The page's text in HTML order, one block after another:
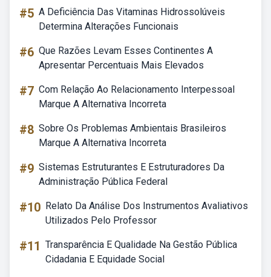
#5 A Deficiência Das Vitaminas Hidrossolúveis
Determina Alterações Funcionais
#6 Que Razões Levam Esses Continentes A
Apresentar Percentuais Mais Elevados
#7 Com Relação Ao Relacionamento Interpessoal
Marque A Alternativa Incorreta
#8 Sobre Os Problemas Ambientais Brasileiros
Marque A Alternativa Incorreta
#9 Sistemas Estruturantes E Estruturadores Da
Administração Pública Federal
#10 Relato Da Análise Dos Instrumentos Avaliativos
Utilizados Pelo Professor
#11 Transparência E Qualidade Na Gestão Pública
Cidadania E Equidade Social